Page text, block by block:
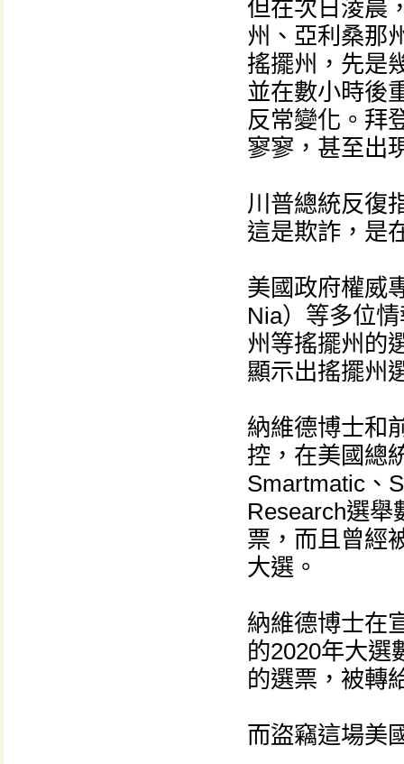
但在次日淩晨
州、亞利桑那
搖擺州，先是
並在數小時後
反常變化。拜
寥寥，甚至出
川普總統反復
這是欺詐，是
美國政府權威
Nia）等多位
州等搖擺州的
顯示出搖擺州
納維德博士和
控，在美國總
Smartmatic、
Research選舉
票，而且曾經
大選。
納維德博士在
的2020年大選
的選票，被轉
而盜竊這場美